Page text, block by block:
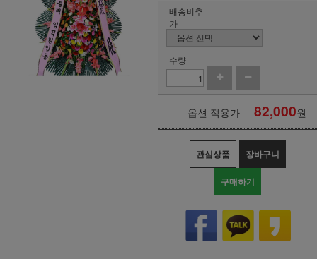
배송비추
가
수량
옵션 적용가 82,000원
관심상품 장바구니
구매하기